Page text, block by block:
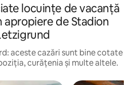
locuințe de vacanță
apropiere de Stadion
aceste cazări sunt bine cotate
curățenia și multe altele.